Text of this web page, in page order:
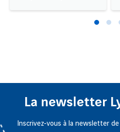
La newsletter
Inscrivez-vous à la newsletter